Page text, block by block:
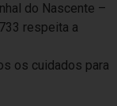
do Nascente –
respeita a
os cuidados para